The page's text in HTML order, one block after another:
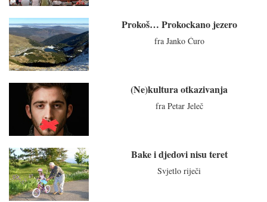
Prokoš… Prokockano jezero
fra Janko Ćuro
(Ne)kultura otkazivanja
fra Petar Jeleč
Bake i djedovi nisu teret
Svjetlo riječi